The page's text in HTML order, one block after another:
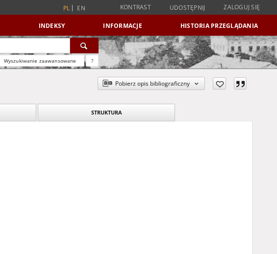
PL EN KONTRAST UDOSTĘPNIJ ZALOGUJ SIĘ
INDEKSY INFORMACJE HISTORIA PRZEGLĄDANIA
Wyszukiwanie zaawansowane ?
Pobierz opis bibliograficzny
STRUKTURA